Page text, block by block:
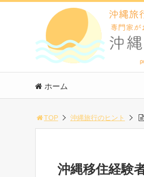
ホーム
TOP 沖縄旅行のヒント
沖縄移住経験